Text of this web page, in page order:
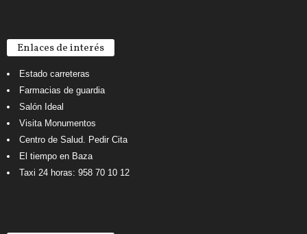
Enlaces de interés
Estado carreteras
Farmacias de guardia
Salón Ideal
Visita Monumentos
Centro de Salud. Pedir Cita
El tiempo en Baza
Taxi 24 horas: 958 70 10 12